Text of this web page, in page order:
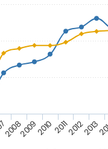
200820092010 201120122013